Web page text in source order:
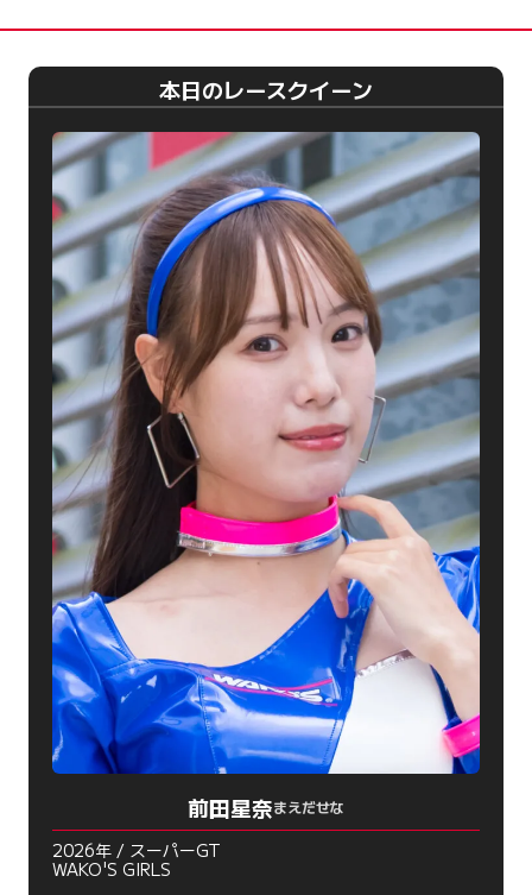
本日のレースクイーン
前田星奈まえだせな
2026年 / スーパーGT
WAKO'S GIRLS